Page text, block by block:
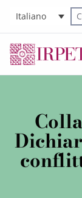
Italiano